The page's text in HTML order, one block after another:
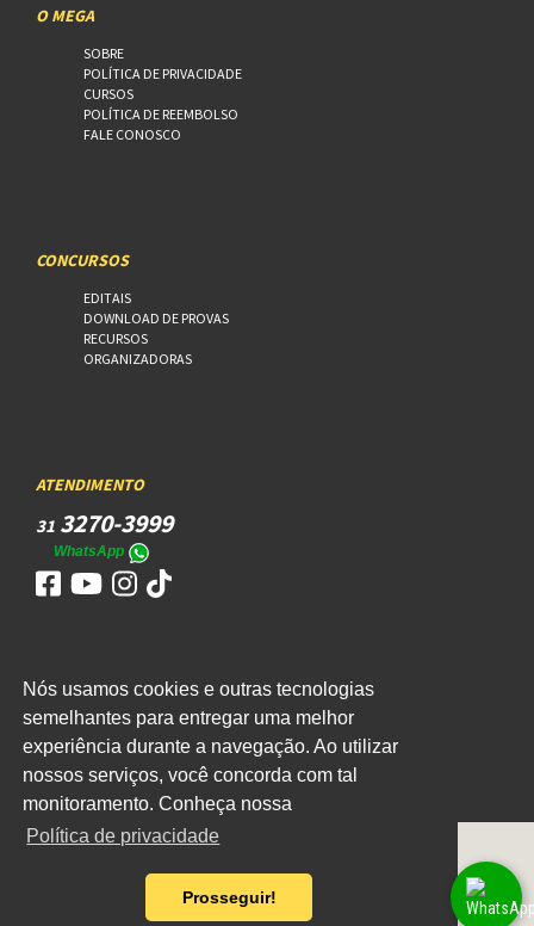
Nós usamos cookies e outras tecnologias
semelhantes para entregar uma melhor
experiência durante a navegação. Ao utilizar
nossos serviços, você concorda com tal
monitoramento. Conheça nossa
Política de privacidade
Prosseguir!
O MEGA
SOBRE
POLÍTICA DE PRIVACIDADE
CURSOS
POLÍTICA DE REEMBOLSO
FALE CONOSCO
CONCURSOS
EDITAIS
DOWNLOAD DE PROVAS
RECURSOS
ORGANIZADORAS
ATENDIMENTO
31 3270-3999
WhatsApp
ACESSO
WEBMAIL